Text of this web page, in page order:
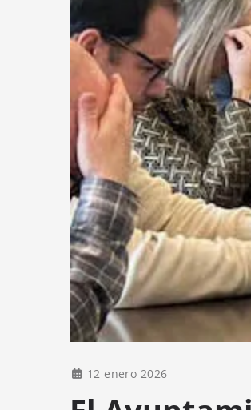
12 enero 2026